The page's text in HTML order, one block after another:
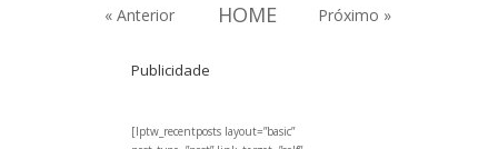
« Anterior
HOME Próximo »
Publicidade
[lptw_recentposts layout=”basic”